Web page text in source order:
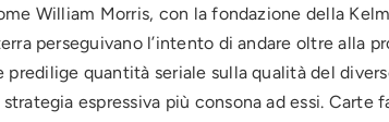
William Morris, con la fondazione della
perseguivano l’intento di andare oltre alla
predilige quantità seriale sulla qualità del
espressiva più consona ad essi.